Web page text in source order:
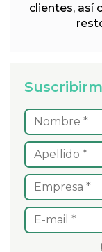
clientes, así